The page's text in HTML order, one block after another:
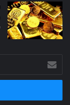
أدخل
بريدك
الإلكتروني